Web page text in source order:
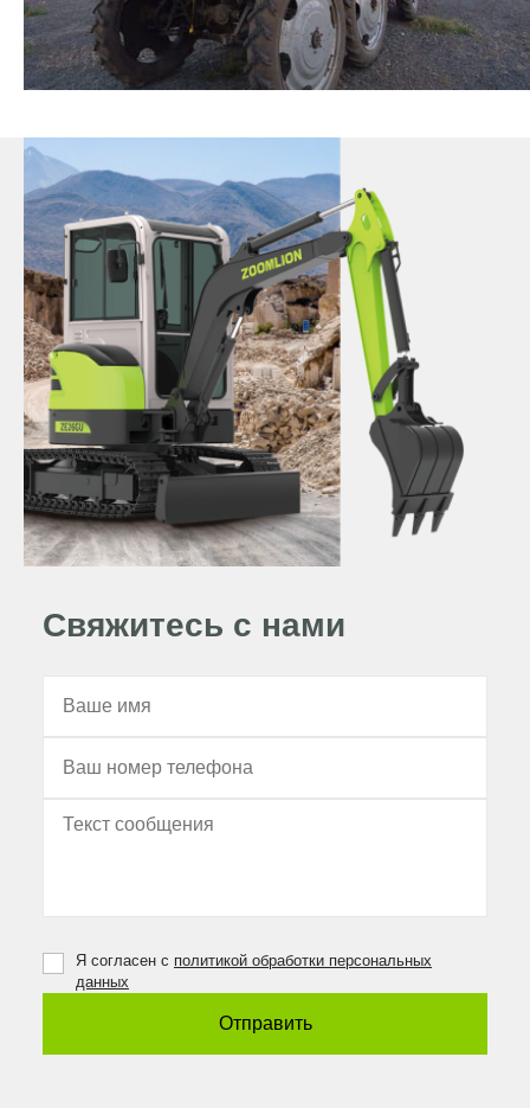
Свяжитесь с нами
Я согласен с политикой обработки персональных
данных
Отправить